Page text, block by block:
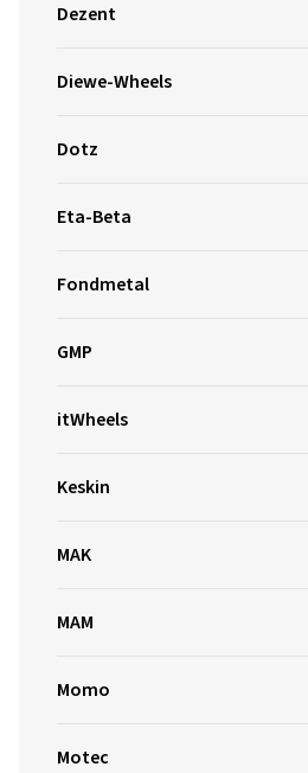
Dezent
Diewe-Wheels
Dotz
Eta-Beta
Fondmetal
GMP
itWheels
Keskin
MAK
MAM
Momo
Motec